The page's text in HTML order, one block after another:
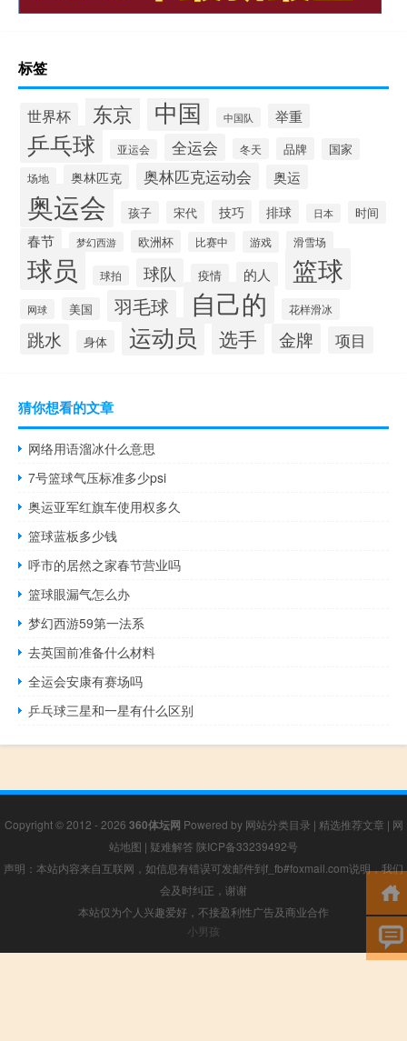
标签
世界杯 东京 中国 中国队 举重
乒乓球 亚运会 全运会 冬天 品牌 国家
场地 奥林匹克 奥林匹克运动会 奥运
奥运会 孩子 宋代 技巧 排球 日本 时间
春节 梦幻西游 欧洲杯 比赛中 游戏 滑雪场
球员 球拍 球队 疫情 的人 篮球
网球 美国 羽毛球 自己的 花样滑冰
跳水 身体 运动员 选手 金牌 项目
猜你想看的文章
网络用语溜冰什么意思
7号篮球气压标准多少psi
奥运亚军红旗车使用权多久
篮球蓝板多少钱
呼市的居然之家春节营业吗
篮球眼漏气怎么办
梦幻西游59第一法系
去英国前准备什么材料
全运会安康有赛场吗
乒乓球三星和一星有什么区别
Copyright © 2012 - 2026 360体坛网 Powered by 网站分类目录 | 精选推荐文章 | 网
站地图 | 疑难解答 陕ICP备33239492号
声明：本站内容来自互联网，如信息有错误可发邮件到f_fb#foxmail.com说明，我们
会及时纠正，谢谢
本站仅为个人兴趣爱好，不接盈利性广告及商业合作
小男孩